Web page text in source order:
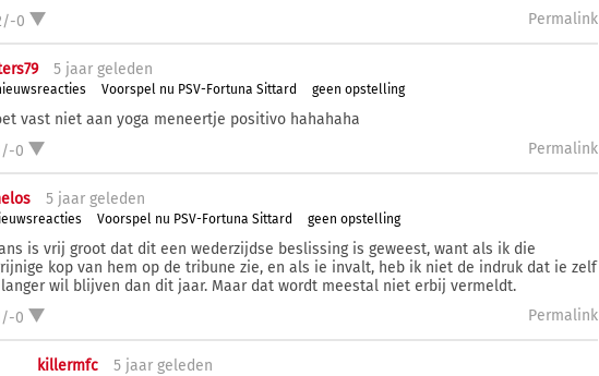
0
Permalink
5 jaar geleden
Voorspel nu PSV-Fortuna Sittard geen opstelling
vast niet aan yoga meneertje positivo hahahaha
0
Permalink
5 jaar geleden
Voorspel nu PSV-Fortuna Sittard geen opstelling
is vrij groot dat dit een wederzijdse beslissing is geweest, want als ik die
kop van hem op de tribune zie, en als ie invalt, heb ik niet de indruk dat ie zelf
wil blijven dan dit jaar. Maar dat wordt meestal niet erbij vermeldt.
0
Permalink
killermfc 5 jaar geleden